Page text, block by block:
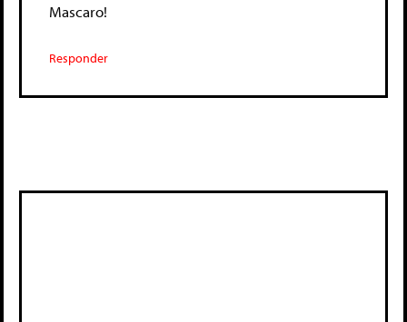
Mascaro!
Responder